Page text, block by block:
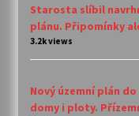
Starosta slíbil
plánu. Připomínky
3.2k views
Nový územní plán
domy i ploty.